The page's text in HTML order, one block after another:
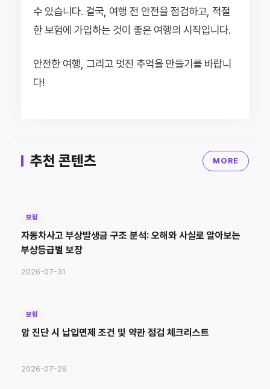
수 있습니다. 결국, 여행 전 안전을 점검하고, 적절
한 보험에 가입하는 것이 좋은 여행의 시작입니다.
안전한 여행, 그리고 멋진 추억을 만들기를 바랍니
다!
추천 콘텐츠 MORE
보험
자동차사고 부상발생금 구조 분석: 오해와 사실로 알아보는
부상등급별 보장
2026-07-31
보험
암 진단 시 납입면제 조건 및 약관 점검 체크리스트
2026-07-29